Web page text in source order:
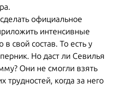
официальное
интенсивные
свой состав. То есть у
Но даст ли Севилья
Они не смогли взять
трудностей, когда за него